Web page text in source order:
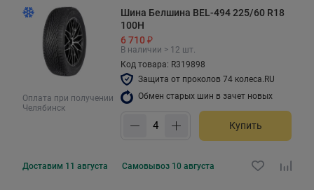
Оплата при получении
Челябинск
Шина Белшина BEL-494 225/60 R18
100H
6 710 ₽
В наличии > 12 шт.
Код товара: R319898
Защита от проколов 74 колеса.RU
Обмен старых шин в зачет новых
Купить
Доставим 11 августа Самовывоз 10 августа